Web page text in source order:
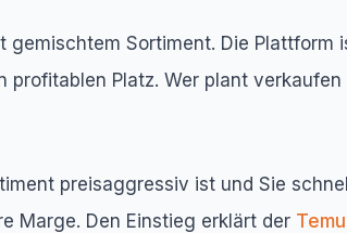
gemischtem Sortiment. Die
profitablen Platz. Wer plant
preisaggressiv ist und Sie
Marge. Den Einstieg erklärt der